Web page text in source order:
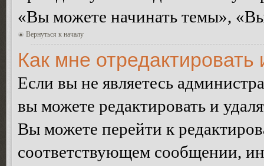
«Вы можете начинать темы»,
Вернуться к началу
Как мне
Если вы не являетесь
вы можете редактировать и
Вы можете перейти к
соответствующем сообщении,